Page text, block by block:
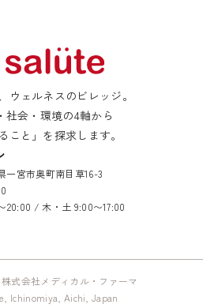
ウェルネスのビレッジ。
社会・環境の4軸から
こと」を探求します。
一宮市奥町南目草16-3
20:00 / 木・土 9:00〜17:00
式会社メディカル・ファーマ
Ichinomiya, Aichi, Japan